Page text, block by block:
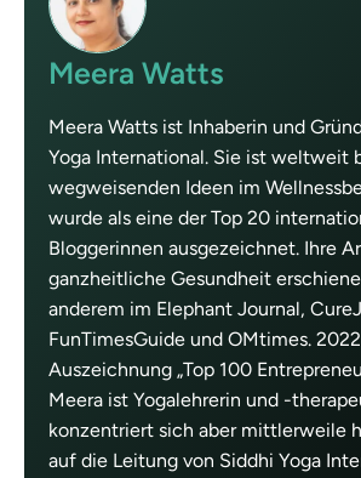
Meera Watts
Meera Watts ist Inhaberin und
Yoga International. Sie ist weltweit
wegweisenden Ideen im
wurde als eine der Top 20
Bloggerinnen ausgezeichnet. Ihre
ganzheitliche Gesundheit
anderem im Elephant Journal,
FunTimesGuide und OMtimes.
Auszeichnung „Top 100
Meera ist Yogalehrerin und -
konzentriert sich aber mittlerweile
auf die Leitung von Siddhi Yoga